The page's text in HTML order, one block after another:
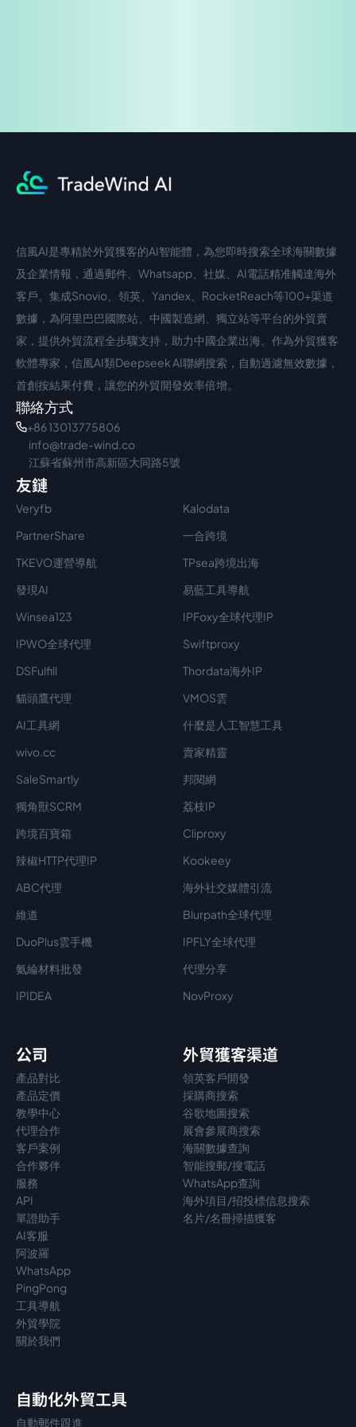
中文入口
信風AI是專精於外貿獲客的AI智能體，為您即時搜索全球海關數據
及企業情報，通過郵件、Whatsapp、社媒、AI電話精准觸達海外
客戶。集成Snovio、領英、Yandex、RocketReach等100+渠道
數據，為阿里巴巴國際站、中國製造網、獨立站等平台的外貿賣
家，提供外貿流程全步驟支持，助力中國企業出海。作為外貿獲客
軟體專家，信風AI類Deepseek AI聯網搜索，自動過濾無效數據，
首創按結果付費，讓您的外貿開發效率倍增。
聯絡方式
+86 13013775806
info@trade-wind.co
江蘇省蘇州市高新區大同路5號
友鏈
Veryfb
Kalodata
PartnerShare
一合跨境
TKEVO運營導航
TPsea跨境出海
發現AI
易藍工具導航
Winsea123
IPFoxy全球代理IP
IPWO全球代理
Swiftproxy
DSFulfill
Thordata海外IP
貓頭鷹代理
VMOS雲
AI工具網
什麼是人工智慧工具
wivo.cc
賣家精靈
SaleSmartly
邦閱網
獨角獸SCRM
荔枝IP
跨境百寶箱
Cliproxy
辣椒HTTP代理IP
Kookeey
ABC代理
海外社交媒體引流
維道
Blurpath全球代理
DuoPlus雲手機
IPFLY全球代理
氨綸材料批發
代理分享
IPIDEA
NovProxy
公司
產品對比
產品定價
教學中心
代理合作
客戶案例
合作夥伴
服務
API
單證助手
AI客服
阿波羅
WhatsApp
PingPong
工具導航
外貿學院
關於我們
外貿獲客渠道
領英客戶開發
採購商搜索
谷歌地圖搜索
展會參展商搜索
海關數據查詢
智能搜郵/搜電話
WhatsApp查詢
海外項目/招投標信息搜索
名片/名冊掃描獲客
自動化外貿工具
自動郵件跟進